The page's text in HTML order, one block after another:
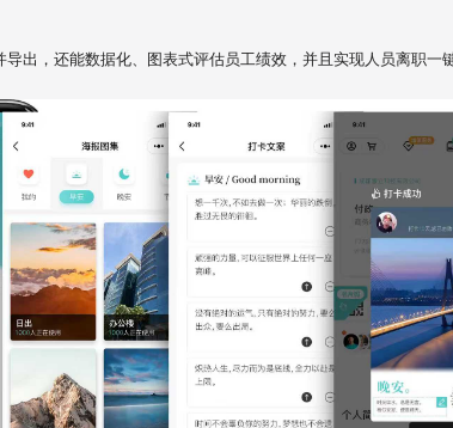
出，还能数据化、图表式评估员工绩效，并且实现人员离职一